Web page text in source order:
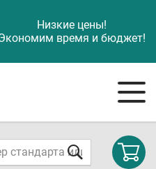
Низкие цены!
время и бюджет!